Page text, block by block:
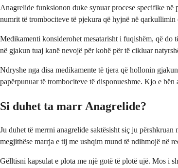
Anagrelide funksionon duke synuar procese specifike
numrit të trombociteve të pjekura që hyjnë në qarkullimin
Medikamenti konsiderohet mesatarisht i fuqishëm, që do
në gjakun tuaj kanë nevojë për kohë për të cikluar
Ndryshe nga disa medikamente të tjera që hollonin
papërpunuar të trombociteve të disponueshme. Kjo e
Si duhet ta marr Anagrelide?
Ju duhet të merrni anagrelide saktësisht siç ju
megjithëse marrja e tij me ushqim mund të ndihmojë në
Gëlltisni kapsulat e plota me një gotë të plotë ujë. Mos i